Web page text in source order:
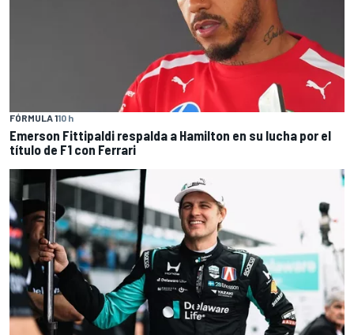
FÓRMULA 110 h
Emerson Fittipaldi respalda a Hamilton en su lucha por el
título de F1 con Ferrari